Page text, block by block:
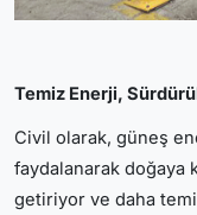
Temiz Enerji,
Civil olarak, güneş
faydalanarak doğaya
getiriyor ve daha